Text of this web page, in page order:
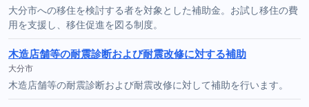
大分市への移住を検討する者を対象とした補助金。お試し移住の費
用を支援し、移住促進を図る制度。
木造店舗等の耐震診断および耐震改修に対する補助
大分市
木造店舗等の耐震診断および耐震改修に対して補助を行います。